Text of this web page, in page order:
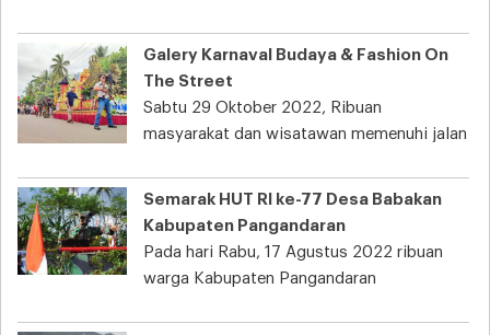
Galery Karnaval Budaya & Fashion On
The Street
Sabtu 29 Oktober 2022, Ribuan
masyarakat dan wisatawan memenuhi jalan
Semarak HUT RI ke-77 Desa Babakan
Kabupaten Pangandaran
Pada hari Rabu, 17 Agustus 2022 ribuan
warga Kabupaten Pangandaran